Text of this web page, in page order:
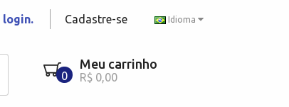
Idioma
login. Cadastre-se
0
Meu carrinho
R$ 0,00